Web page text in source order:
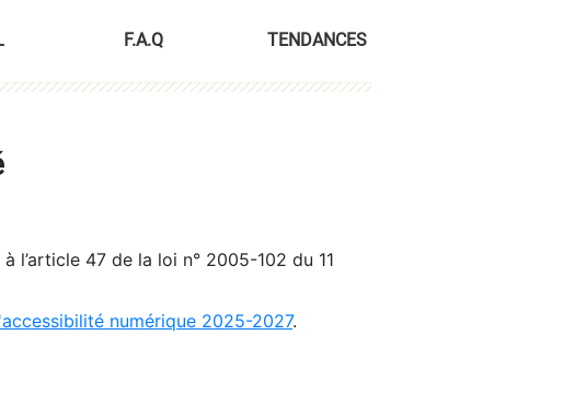
F.A.Q TENDANCES
l’article 47 de la loi n° 2005-102 du 11
numérique 2025-2027.